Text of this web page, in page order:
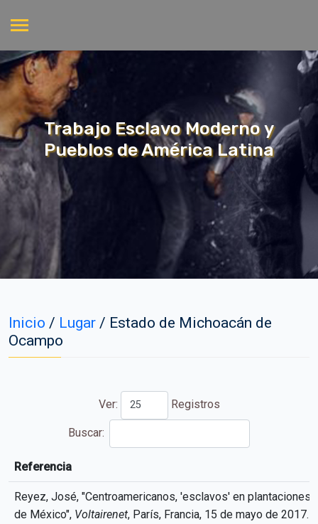
Trabajo Esclavo Moderno y
Pueblos de América Latina
Inicio / Lugar / Estado de Michoacán de
Ocampo
Ver: Registros
Buscar:
Referencia
Referencia
Reyez, José, "Centroamericanos, 'esclavos' en plantaciones
de México", Voltairenet, París, Francia, 15 de mayo de 2017.